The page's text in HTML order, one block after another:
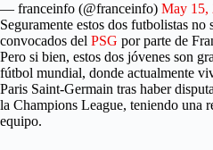
— franceinfo (@franceinfo) May 15,
Seguramente estos dos futbolistas no
convocados del PSG por parte de
Pero si bien, estos dos jóvenes son
fútbol mundial, donde actualmente
Paris Saint-Germain tras haber
la Champions League, teniendo una
equipo.